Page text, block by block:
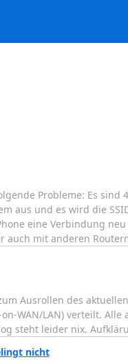
Probleme: Es sind
aus und es wird die
eine Verbindung
auch mit anderen
Ausrollen des
WAN/LAN) verteilt.
steht leider nix.
nicht